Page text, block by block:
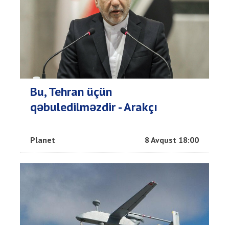
Bu, Tehran üçün
qəbuledilməzdir - Arakçı
Planet 8 Avqust 18:00